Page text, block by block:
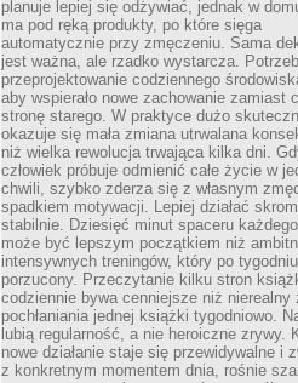
planuje lepiej się odżywiać, jednak w
ma pod ręką produkty, po które sięga
automatycznie przy zmęczeniu. Sama
jest ważna, ale rzadko wystarcza.
przeprojektowanie codziennego
aby wspierało nowe zachowanie zamiast
stronę starego. W praktyce dużo
okazuje się mała zmiana utrwalana
niż wielka rewolucja trwająca kilka dni.
człowiek próbuje odmienić całe życie w
chwili, szybko zderza się z własnym
spadkiem motywacji. Lepiej działać
stabilnie. Dziesięć minut spaceru
może być lepszym początkiem niż
intensywnych treningów, który po
porzucony. Przeczytanie kilku stron
codziennie bywa cenniejsze niż nierealny
pochłaniania jednej książki tygodniowo.
lubią regularność, a nie heroiczne zrywy.
nowe działanie staje się przewidywalne i
z konkretnym momentem dnia, rośnie